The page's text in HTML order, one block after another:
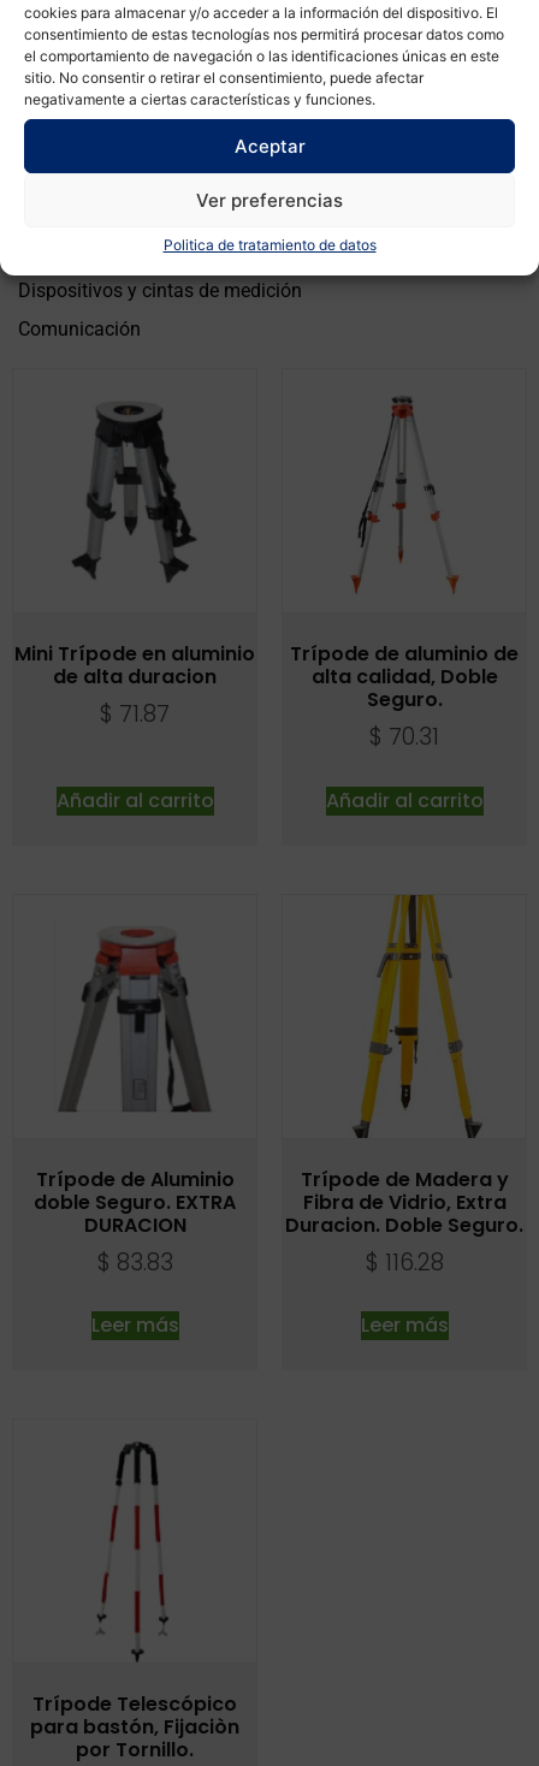
cookies para almacenar y/o acceder a la información del dispositivo. El
consentimiento de estas tecnologías nos permitirá procesar datos como
el comportamiento de navegación o las identificaciones únicas en este
sitio. No consentir o retirar el consentimiento, puede afectar
negativamente a ciertas características y funciones.
Aceptar
Ver preferencias
Politica de tratamiento de datos
Accesorios para Recon
Brújulas
Marcación
Lupas y escalas
Cables y baterías
Dispositivos y cintas de medición
Comunicación
Mini Trípode en aluminio
de alta duracion
$ 71.87
Añadir al carrito
Trípode de aluminio de
alta calidad, Doble
Seguro.
$ 70.31
Añadir al carrito
Trípode de Aluminio
doble Seguro. EXTRA
DURACION
$ 83.83
Leer más
Trípode de Madera y
Fibra de Vidrio, Extra
Duracion. Doble Seguro.
$ 116.28
Leer más
Trípode Telescópico
para bastón, Fijaciòn
por Tornillo.